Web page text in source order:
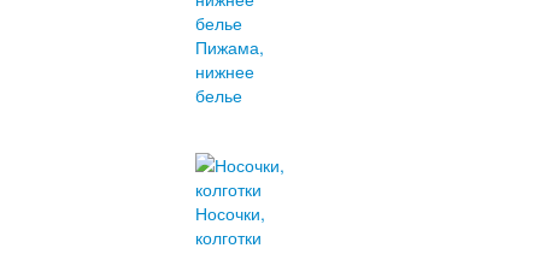
Пижама,
нижнее
белье
Носочки,
колготки